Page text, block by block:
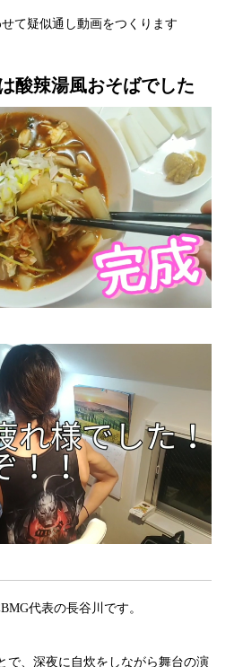
て疑似通し動画をつくります
酸辣湯風おそばでした
代表の長谷川です。
で、深夜に自炊をしながら舞台の演